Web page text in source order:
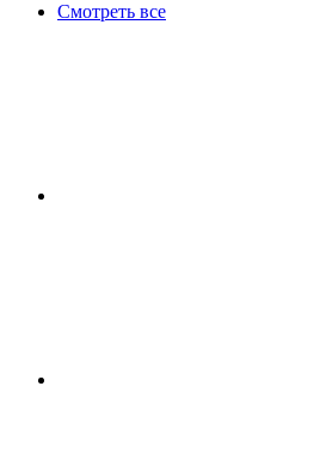
Смотреть все